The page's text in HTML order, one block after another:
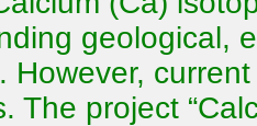
geological,
However,
The project